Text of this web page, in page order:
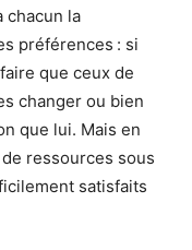
chacun la
préférences : si
que ceux de
changer ou bien
que lui. Mais en
ressources sous
satisfaits